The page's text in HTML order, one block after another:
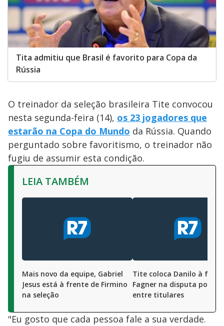
Tita admitiu que Brasil é favorito para Copa da
Rússia
O treinador da seleção brasileira Tite convocou
nesta segunda-feira (14), os 23 jogadores que
estarão na Copa do Mundo da Rússia. Quando
perguntado sobre favoritismo, o treinador não
fugiu de assumir esta condição.
LEIA TAMBÉM
Mais novo da equipe, Gabriel
Jesus está à frente de Firmino
na seleção
Tite coloca Danilo à
Fagner na disputa por
entre titulares
"Eu gosto que cada pessoa fale a sua verdade.